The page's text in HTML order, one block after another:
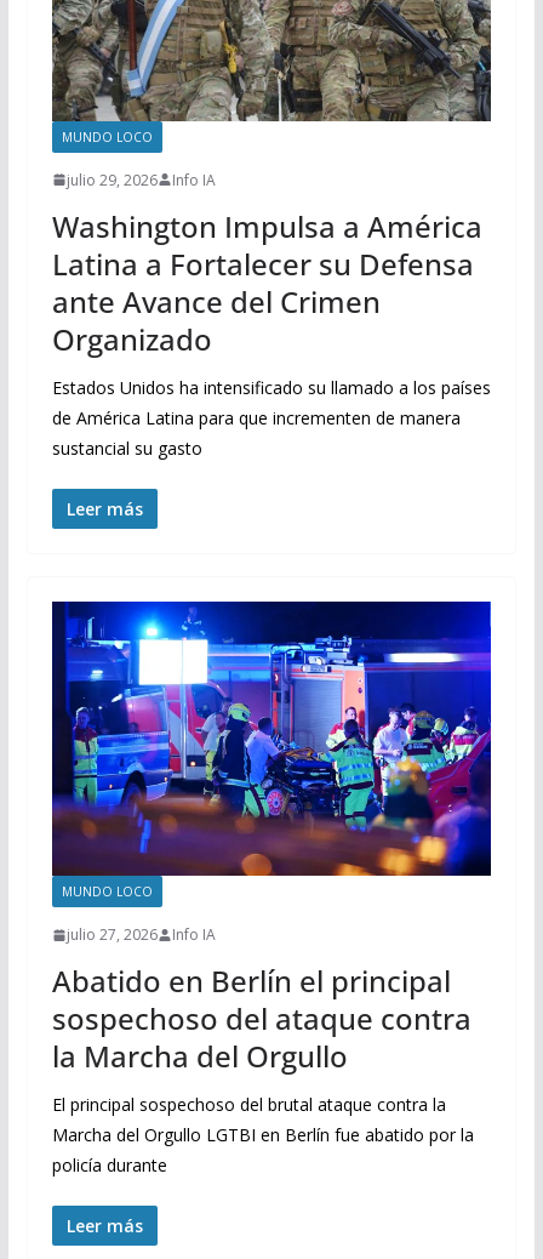
MUNDO LOCO
julio 29, 2026 Info IA
Washington Impulsa a América
Latina a Fortalecer su Defensa
ante Avance del Crimen
Organizado
Estados Unidos ha intensificado su llamado a los países
de América Latina para que incrementen de manera
sustancial su gasto
Leer más
MUNDO LOCO
julio 27, 2026 Info IA
Abatido en Berlín el principal
sospechoso del ataque contra
la Marcha del Orgullo
El principal sospechoso del brutal ataque contra la
Marcha del Orgullo LGTBI en Berlín fue abatido por la
policía durante
Leer más